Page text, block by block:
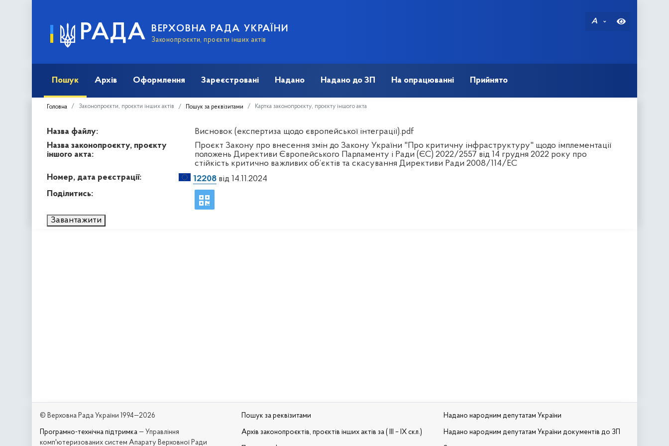
РАДА ВЕРХОВНА РАДА УКРАЇНИ
Законопроєкти, проєкти інших актів
A
Пошук Архів Оформлення Зареєстровані Надано Надано до ЗП На опрацюванні Прийнято
Головна Законопроєкти, проєкти інших актів Пошук за реквізитами Картка законопроєкту, проєкту іншого акта
Назва файлу:
Висновок (експертиза щодо європейської інтеграції).pdf
Назва законопроєкту, проєкту
іншого акта:
Проєкт Закону про внесення змін до Закону України "Про критичну інфраструктуру" щодо імплементації
положень Директиви Європейського Парламенту і Ради (ЄС) 2022/2557 від 14 грудня 2022 року про
стійкість критично важливих об’єктів та скасування Директиви Ради 2008/114/EC
Номер, дата реєстрації:
12208 від 14.11.2024
Поділитись:
Завантажити
© Верховна Рада України 1994—2026
Програмно-технічна підтримка — Управління
комп'ютеризованих систем Апарату Верховної Ради
Пошук за реквізитами
Архів законопроєктів, проєктів інших актів за ( III – IX скл.)
Надано народним депутатам України
Надано народним депутатам України документів до ЗП